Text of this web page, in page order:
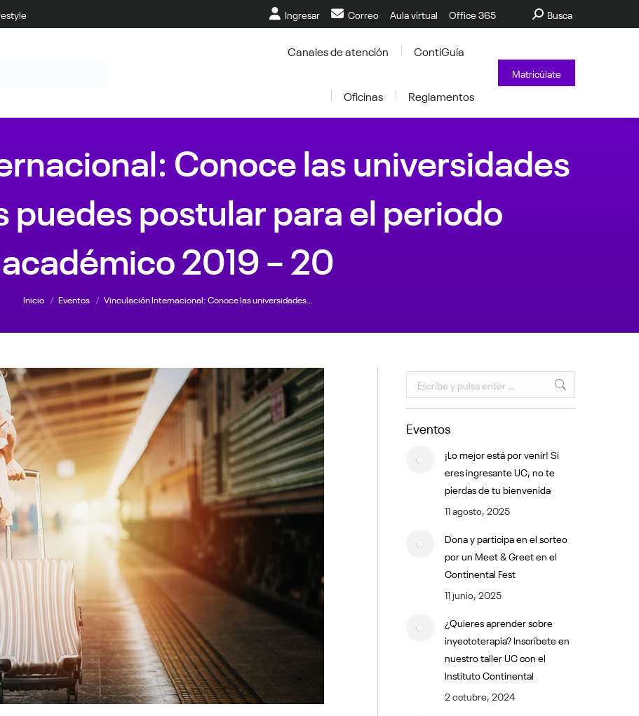
Ingresar Correo Aula virtual Office 365 Buscar:
Busca
Canales de atención ContiGuía
Oficinas Reglamentos
Matricúlate
Conoce las universidades
puedes postular para el periodo
académico 2019 – 20
Inicio Eventos Vinculación Internacional: Conoce las universidades…
Buscar:
Eventos
¡Lo mejor está por venir! Si
eres ingresante UC, no te
pierdas de tu bienvenida
11 agosto, 2025
Dona y participa en el sorteo
por un Meet & Greet en el
Continental Fest
11 junio, 2025
¿Quieres aprender sobre
inyectoterapia? Inscríbete en
nuestro taller UC con el
Instituto Continental
2 octubre, 2024